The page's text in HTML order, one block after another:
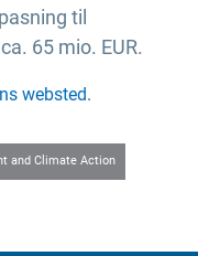
til
65 mio. EUR.
websted.
and Climate Action